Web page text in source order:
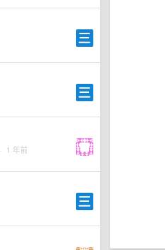
· 1 年前